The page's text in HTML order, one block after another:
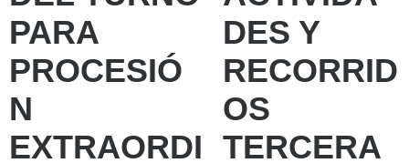
PARA
PROCESIÓ
N
EXTRAORDI
DES Y
RECORRID
OS
TERCERA